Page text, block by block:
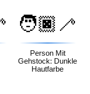
🧑🏿‍🦯
Person Mit
Gehstock: Dunkle
Hautfarbe